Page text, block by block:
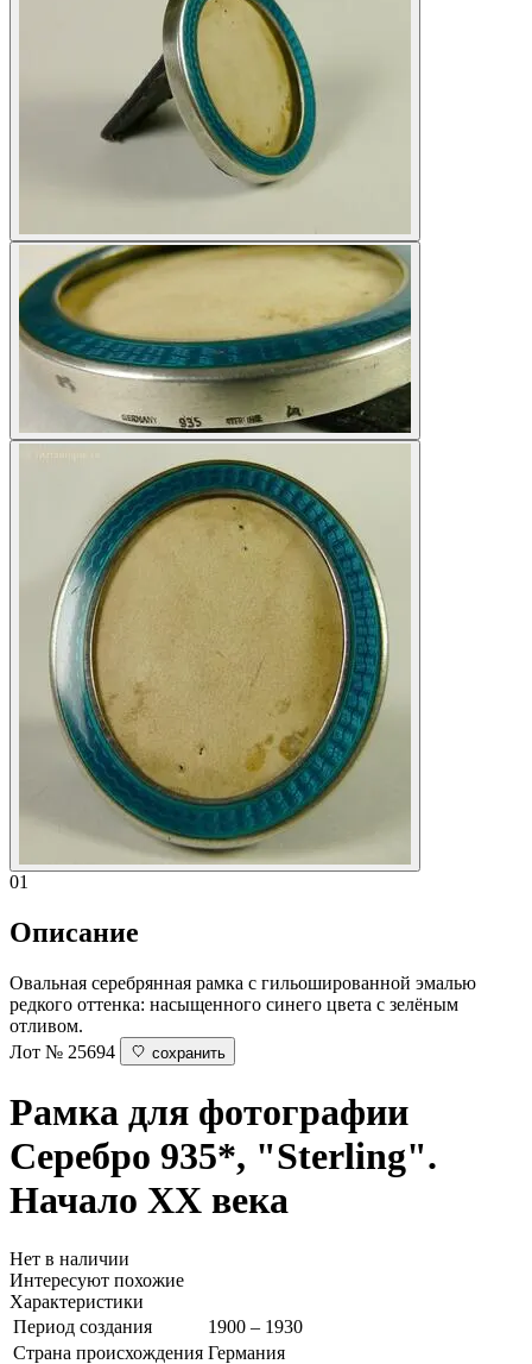
01
Описание
Овальная серебрянная рамка с гильошированной эмалью
редкого оттенка: насыщенного синего цвета с зелёным
отливом.
Лот № 25694
сохранить
Рамка для фотографии
Серебро 935*, "Sterling".
Начало ХХ века
Нет в наличии
Интересуют похожие
Характеристики
Период создания
1900 – 1930
Страна происхождения Германия